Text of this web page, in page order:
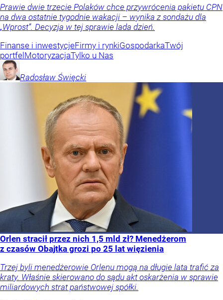
Prawie dwie trzecie Polaków chce przywrócenia pakietu CPN
na dwa ostatnie tygodnie wakacji – wynika z sondażu dla
„Wprost”. Decyzja w tej sprawie lada dzień.
Finanse i inwestycjeFirmy i rynkiGospodarkaTwój
portfel MotoryzacjaTylko u Nas
Radosław Święcki
Orlen stracił przez nich 1,5 mld zł? Menedżerom
z czasów Obajtka grozi po 25 lat więzienia
Trzej byli menedżerowie Orlenu mogą na długie lata trafić za
kraty. Właśnie skierowano do sądu akt oskarżenia w sprawie
miliardowych strat państwowej spółki.